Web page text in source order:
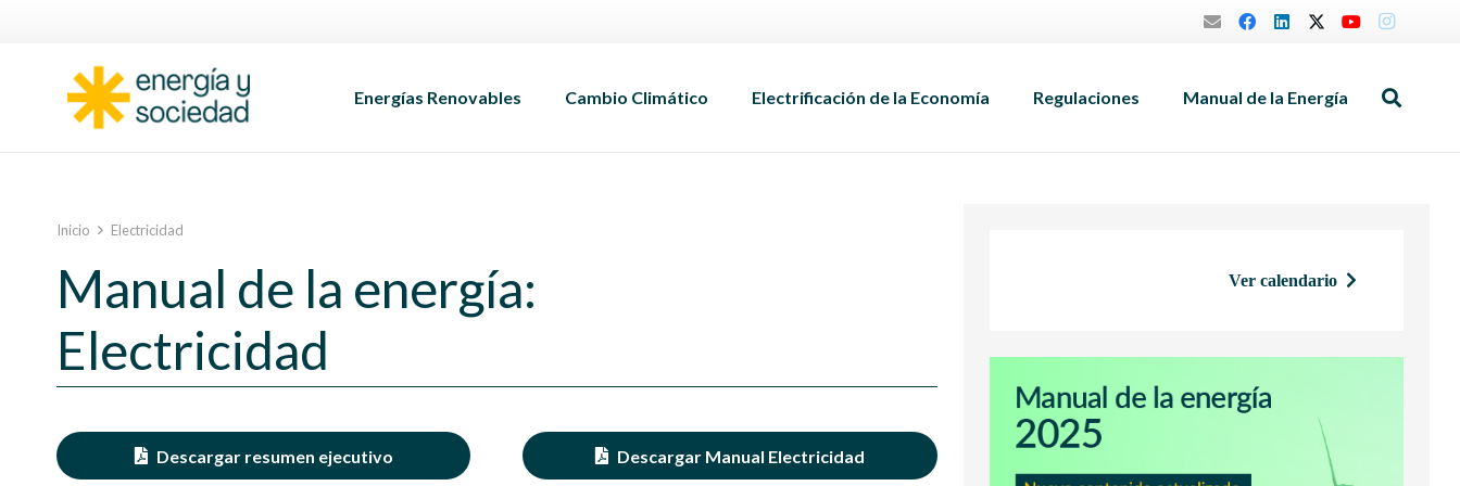
Energías Renovables Cambio Climático Electrificación de la Economía Regulaciones Manual de la Energía
Inicio Electricidad
Manual de la energía:
Electricidad
Descargar resumen ejecutivo Descargar Manual Electricidad
Ver calendario